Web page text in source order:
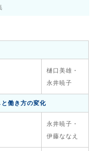
樋口美雄・
永井暁子
働き方の変化
永井暁子・
伊藤ななえ